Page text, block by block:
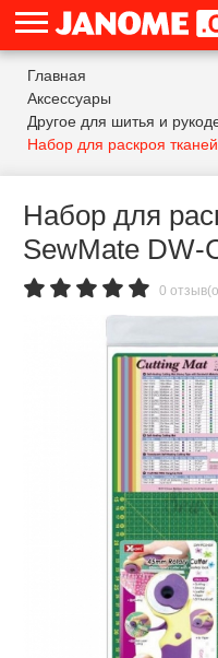
Главная
Аксессуары
Другое для шитья и
Набор для раскроя
Набор для
SewMate DW-
0